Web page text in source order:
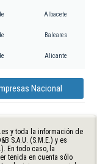
Albacete
Baleares
Alicante
Nacional
y toda la información de
S.A.U. (S.M.E.) y es
En todo caso, la
tenida en cuenta sólo